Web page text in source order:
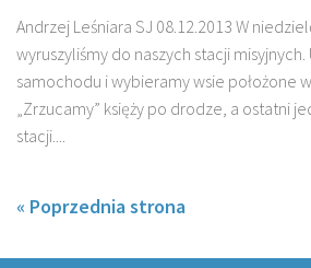
Andrzej Leśniara SJ 08.12.2013 W
wyruszyliśmy do na­szych stacji
samocho­du i wybieramy wsie położone
„Zrzucamy” księży po drodze, a ostatni
stacji....
« Poprzednia strona